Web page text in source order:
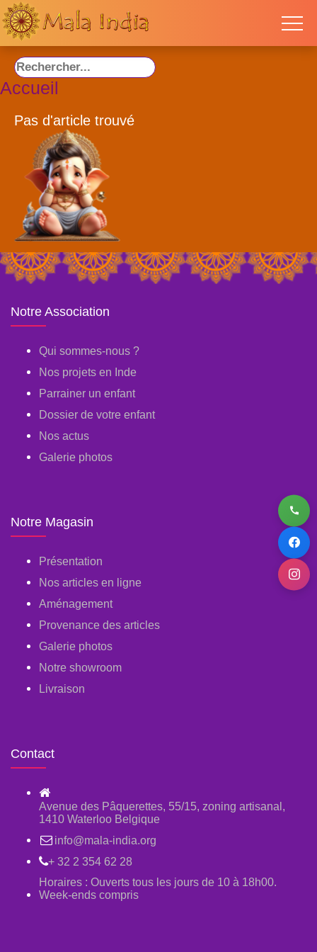
Accueil
Pas d'article trouvé
Notre Association
Qui sommes-nous ?
Nos projets en Inde
Parrainer un enfant
Dossier de votre enfant
Nos actus
Galerie photos
Notre Magasin
Présentation
Nos articles en ligne
Aménagement
Provenance des articles
Galerie photos
Notre showroom
Livraison
Contact
Avenue des Pâquerettes, 55/15, zoning artisanal,
1410 Waterloo Belgique
info@mala-india.org
+ 32 2 354 62 28
Horaires : Ouverts tous les jours de 10 à 18h00.
Week-ends compris